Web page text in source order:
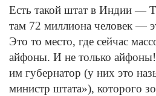
Есть такой штат в Индии —
там 72 миллиона человек —
Это то место, где сейчас
айфоны. И не только
им губернатор (у них это
министр штата»), которого